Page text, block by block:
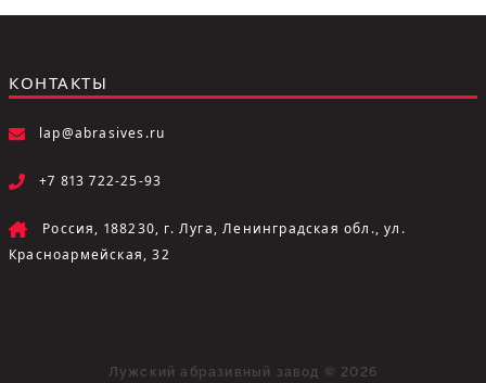
КОНТАКТЫ
lap@abrasives.ru
+7 813 722-25-93
Россия, 188230, г. Луга, Ленинградская обл., ул.
Красноармейская, 32
Лужский абразивный завод © 2026